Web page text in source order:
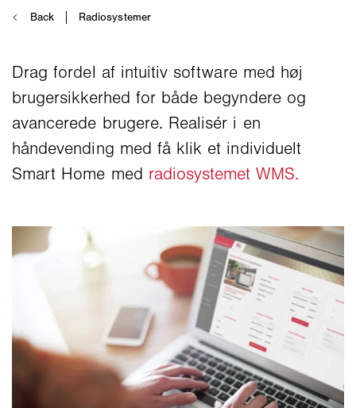
Drag fordel af intuitiv software med høj
brugersikkerhed for både begyndere og
avancerede brugere. Realisér i en
håndevending med få klik et individuelt
Smart Home med radiosystemet WMS.